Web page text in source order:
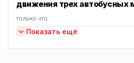
движения трех автобусных
только что
Показать ещё